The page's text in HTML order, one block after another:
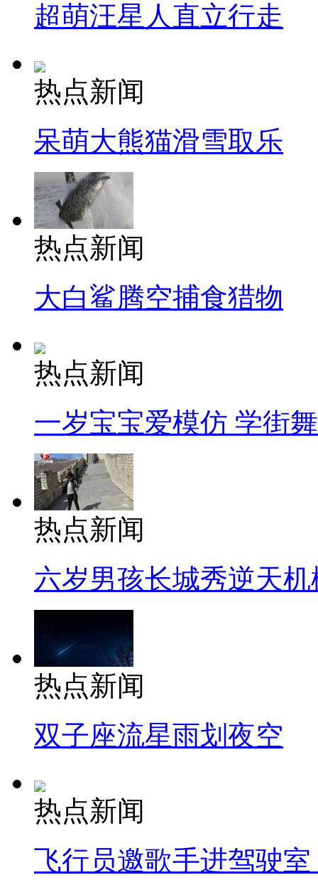
超萌汪星人直立行走
热点新闻
呆萌大熊猫滑雪取乐
热点新闻
大白鲨腾空捕食猎物
热点新闻
一岁宝宝爱模仿 学街
热点新闻
六岁男孩长城秀逆天机
热点新闻
双子座流星雨划夜空
热点新闻
飞行员邀歌手进驾驶